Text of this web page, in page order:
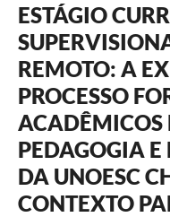
ESTÁGIO
REMOTO: A
PROCESSO
ACADÊMICOS
PEDAGOGIA
DA UNOESC
CONTEXTO